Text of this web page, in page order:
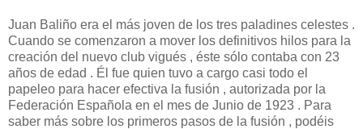
Juan Baliño era el más joven de los tres paladines celestes .
Cuando se comenzaron a mover los definitivos hilos para la
creación del nuevo club vigués , éste sólo contaba con 23
años de edad . Él fue quien tuvo a cargo casi todo el
papeleo para hacer efectiva la fusión , autorizada por la
Federación Española en el mes de Junio de 1923 . Para
saber más sobre los primeros pasos de la fusión , podéis